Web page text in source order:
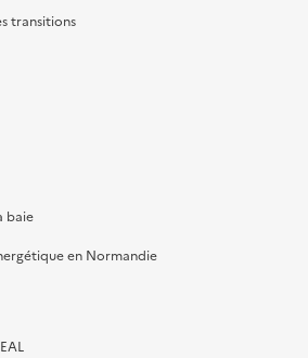
transitions
baie
en Normandie